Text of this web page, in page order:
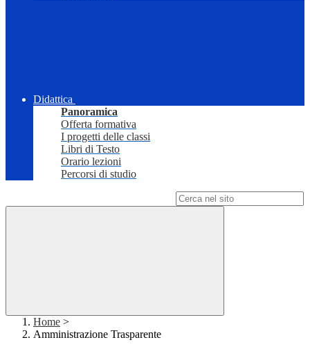
Didattica
Panoramica
Offerta formativa
I progetti delle classi
Libri di Testo
Orario lezioni
Percorsi di studio
Home >
Amministrazione Trasparente